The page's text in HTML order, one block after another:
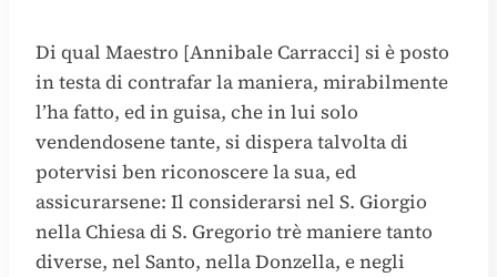
Di qual Maestro [Annibale Carracci] si è posto
in testa di contrafar la maniera, mirabilmente
l’ha fatto, ed in guisa, che in lui solo
vendendosene tante, si dispera talvolta di
potervisi ben riconoscere la sua, ed
assicurarsene: Il considerarsi nel S. Giorgio
nella Chiesa di S. Gregorio trè maniere tanto
diverse, nel Santo, nella Donzella, e negli